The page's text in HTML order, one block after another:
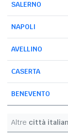
SALERNO
NAPOLI
AVELLINO
CASERTA
BENEVENTO
Altre città